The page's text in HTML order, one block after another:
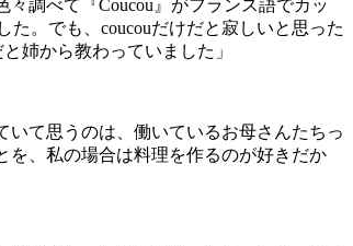
々調べて『Coucou 』がフランス語でカッ
た。でも、 coucouだけだと寂しいと思った
と姉から教わっていました」
いて思うのは、働いているお母さんたちっ
を、私の場合は料理を作るのが好きだか